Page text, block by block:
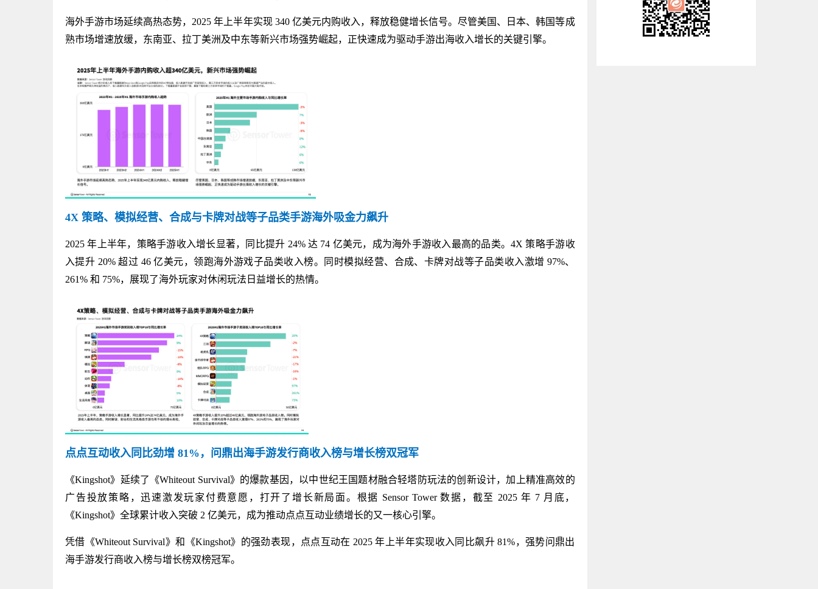
海外手游市场延续高热态势，2025 年上半年实现 340 亿美元内购收入，释放稳健增长信号。尽管美国、日本、韩国等成
熟市场增速放缓，东南亚、拉丁美洲及中东等新兴市场强势崛起，正快速成为驱动手游出海收入增长的关键引擎。
4X 策略、模拟经营、合成与卡牌对战等子品类手游海外吸金力飙升
2025 年上半年，策略手游收入增长显著，同比提升 24% 达 74 亿美元，成为海外手游收入最高的品类。4X 策略手游收
入提升 20% 超过 46 亿美元，领跑海外游戏子品类收入榜。同时模拟经营、合成、卡牌对战等子品类收入激增 97%、
261% 和 75%，展现了海外玩家对休闲玩法日益增长的热情。
点点互动收入同比劲增 81%，问鼎出海手游发行商收入榜与增长榜双冠军
《Kingshot》延续了《Whiteout Survival》的爆款基因，以中世纪王国题材融合轻塔防玩法的创新设计，加上精准高效的
广告投放策略，迅速激发玩家付费意愿，打开了增长新局面。根据 Sensor Tower 数据，截至 2025 年 7 月底，
《Kingshot》全球累计收入突破 2 亿美元，成为推动点点互动业绩增长的又一核心引擎。
凭借《Whiteout Survival》和《Kingshot》的强劲表现，点点互动在 2025 年上半年实现收入同比飙升 81%，强势问鼎出
海手游发行商收入榜与增长榜双榜冠军。